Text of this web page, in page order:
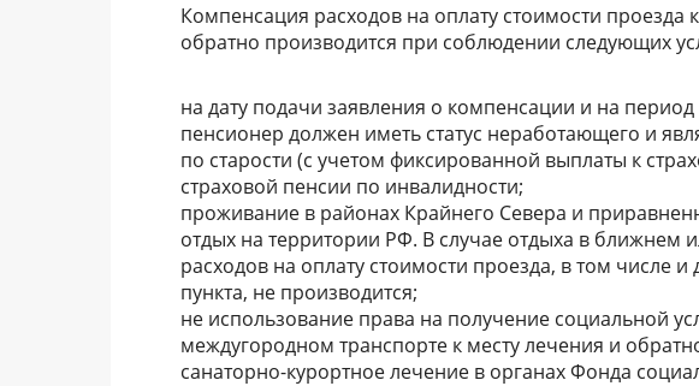
Компенсация расходов на оплату стоимости проезда
обратно производится при соблюдении следующих
на дату подачи заявления о компенсации и на
пенсионер должен иметь статус неработающего и
по старости (с учетом фиксированной выплаты к
страховой пенсии по инвалидности;
проживание в районах Крайнего Севера и
отдых на территории РФ. В случае отдыха в ближнем
расходов на оплату стоимости проезда, в том числе
пункта, не производится;
не использование права на получение социальной
междугородном транспорте к месту лечения и
санаторно-курортное лечение в органах Фонда